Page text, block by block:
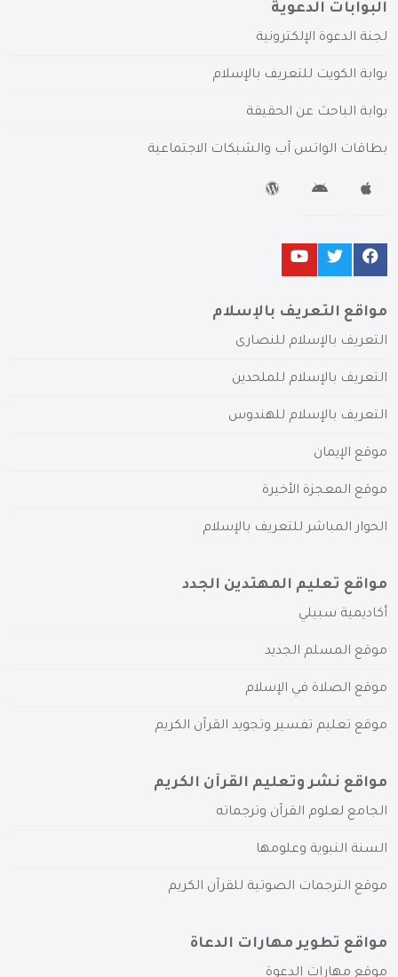
البوابات الدعوية
لجنة الدعوة الإلكترونية
بوابة الكويت للتعريف بالإسلام
بوابة الباحث عن الحقيقة
بطاقات الواتس آب والشبكات الاجتماعية
مواقع التعريف بالإسلام
التعريف بالإسلام للنصارى
التعريف بالإسلام للملحدين
التعريف بالإسلام للهندوس
موقع الإيمان
موقع المعجزة الأخيرة
الحوار المباشر للتعريف بالإسلام
مواقع تعليم المهتدين الجدد
أكاديمية سبيلي
موقع المسلم الجديد
موقع الصلاة في الإسلام
موقع تعليم تفسير وتجويد القرآن الكريم
مواقع نشر وتعليم القرآن الكريم
الجامع لعلوم القرآن وترجماته
السنة النبوية وعلومها
موقع الترجمات الصوتية للقرآن الكريم
مواقع تطوير مهارات الدعاة
موقع مهارات الدعوة